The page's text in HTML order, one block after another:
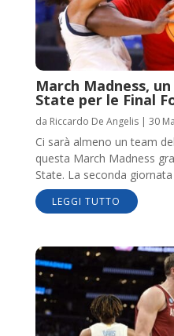
March Madness,
State per le Final
da Riccardo De Angelis| 30
Ci sarà almeno un team
questa March Madness
State. La seconda
LEGGI TUTTO